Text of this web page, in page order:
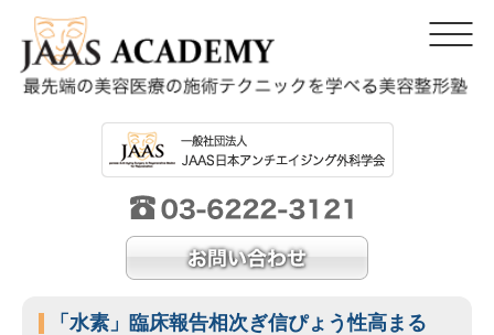
「水素」臨床報告相次ぎ信ぴょう性高まる